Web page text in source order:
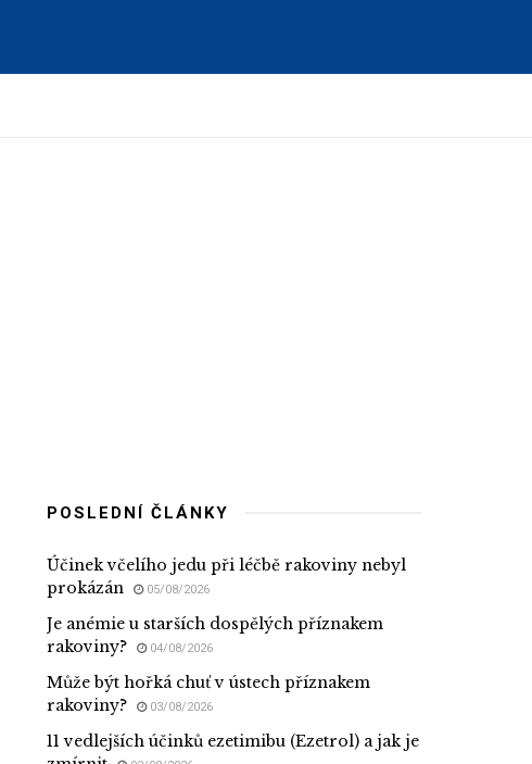
POSLEDNÍ ČLÁNKY
Účinek včelího jedu při léčbě rakoviny nebyl
prokázán
05/08/2026
Je anémie u starších dospělých příznakem
rakoviny?
04/08/2026
Může být hořká chuť v ústech příznakem
rakoviny?
03/08/2026
11 vedlejších účinků ezetimibu (Ezetrol) a jak je